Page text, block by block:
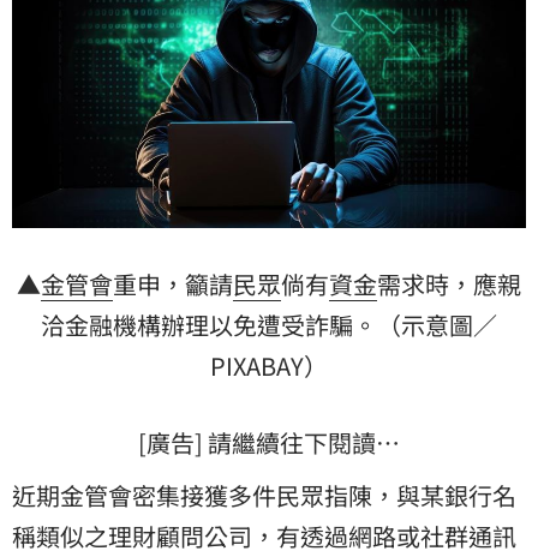
▲金管會重申，籲請民眾倘有資金需求時，應親
洽金融機構辦理以免遭受詐騙。（示意圖／
PIXABAY）
[廣告] 請繼續往下閱讀…
近期金管會密集接獲多件民眾指陳，與某銀行名
稱類似之理財顧問公司，有透過網路或社群通訊